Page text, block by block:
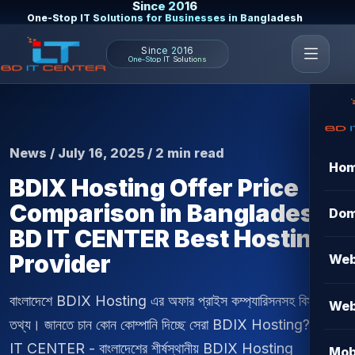
Since 2016
One-Stop IT Solutions for Businesses in Bangladesh
Since 2016
One-Stop IT Solutions
News / July 16, 2025 / 2 min read
BDIX Hosting Offer Price
Comparison in Bangladesh |
BD IT CENTER Best Hosting
Provider
বাংলাদেশে BDIX Hosting এর অফার প্রাইস কম্প্যারিসনসহ বিস্তারিত
তথ্য। জানতে চান কোন কোম্পানি দিচ্ছে সেরা BDIX Hosting? BD
IT CENTER - বাংলাদেশের শীর্ষস্থানীয় BDIX Hosting